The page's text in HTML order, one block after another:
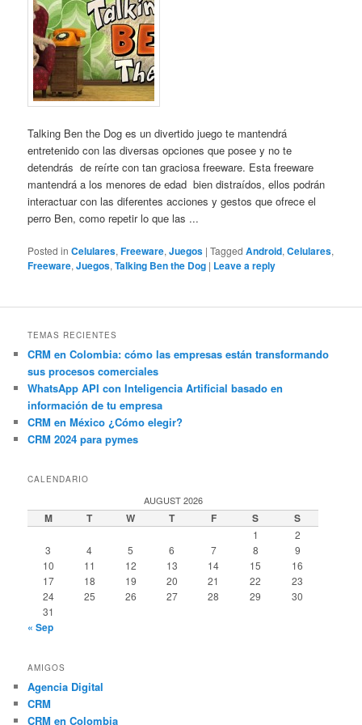
Talking Ben the Dog es un divertido juego te mantendrá
entretenido con las diversas opciones que posee y no te
detendrás de reírte con tan graciosa freeware. Esta freeware
mantendrá a los menores de edad bien distraídos, ellos podrán
interactuar con las diferentes acciones y gestos que ofrece el
perro Ben, como repetir lo que las ...
Posted in Celulares,Freeware,Juegos |Tagged Android,Celulares,
Freeware,Juegos,Talking Ben the Dog | Leave a reply
TEMAS RECIENTES
CRM en Colombia: cómo las empresas están transformando
sus procesos comerciales
WhatsApp API con Inteligencia Artificial basado en
información de tu empresa
CRM en México ¿Cómo elegir?
CRM 2024 para pymes
CALENDARIO
AUGUST 2026
M T W T F S S
1
2
3
4 5 6 7 8
9
10
11 12 13 14 15
16
17
18 19 20 21 22
23
24
25 26 27 28 29
30
31
« Sep
AMIGOS
Agencia Digital
CRM
CRM en Colombia